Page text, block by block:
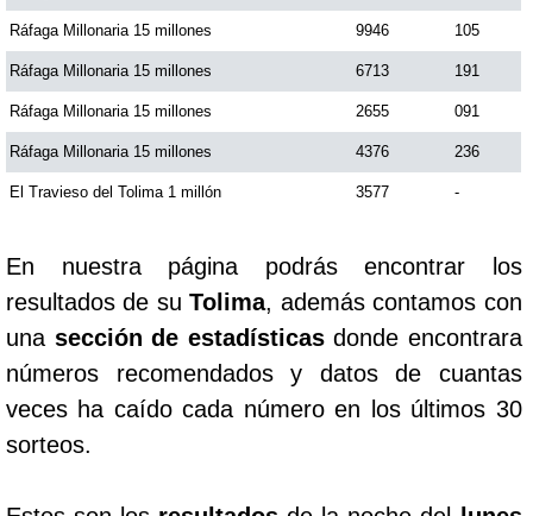
Sinuano Día
Sinuano Noche
Super Chontico Noche
Ráfaga Millonaria 15 millones 9946 105
Ráfaga Millonaria 15 millones 6713 191
Ráfaga Millonaria 15 millones 2655 091
Ráfaga Millonaria 15 millones 4376 236
El Travieso del Tolima 1 millón 3577 -
En nuestra página podrás encontrar los
resultados de suTolima, además contamos con
una sección de estadísticasdonde encontrara
números recomendados y datos de cuantas
veces ha caído cada número en los últimos 30
sorteos.